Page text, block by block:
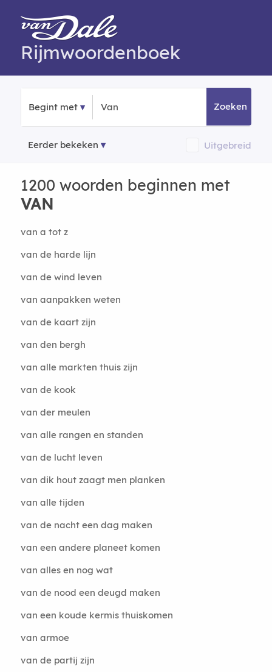
Rijmwoordenboek
Begint met Zoeken
Eerder bekeken Uitgebreid
1200 woorden beginnen met
VAN
van a tot z
van de harde lijn
van de wind leven
van aanpakken weten
van de kaart zijn
van den bergh
van alle markten thuis zijn
van de kook
van der meulen
van alle rangen en standen
van de lucht leven
van dik hout zaagt men planken
van alle tijden
van de nacht een dag maken
van een andere planeet komen
van alles en nog wat
van de nood een deugd maken
van een koude kermis thuiskomen
van armoe
van de partij zijn